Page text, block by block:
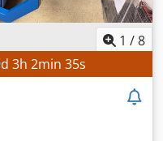
1 /8
d 3h 2min 33s